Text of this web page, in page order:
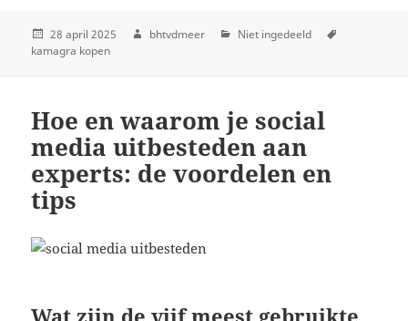
28 april 2025 bhtvdmeer
Niet ingedeeld
kamagra kopen
Hoe en waarom je social
media uitbesteden aan
experts: de voordelen en
tips